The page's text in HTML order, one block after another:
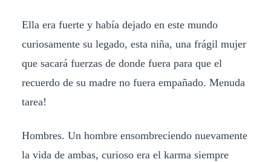
Ella era fuerte y había dejado en este mundo
curiosamente su legado, esta niña, una frágil mujer
que sacará fuerzas de donde fuera para que el
recuerdo de su madre no fuera empañado. Menuda
tarea!
Hombres. Un hombre ensombreciendo nuevamente
la vida de ambas, curioso era el karma siempre